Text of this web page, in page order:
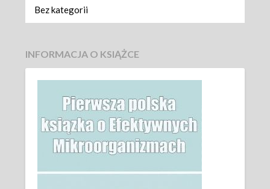
Bez kategorii
INFORMACJA O KSIĄŻCE